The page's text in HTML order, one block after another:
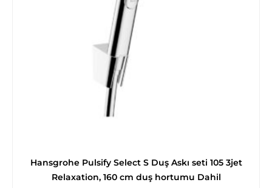
Hansgrohe Pulsify Select S Duş Askı seti 105 3jet
Relaxation, 160 cm duş hortumu Dahil